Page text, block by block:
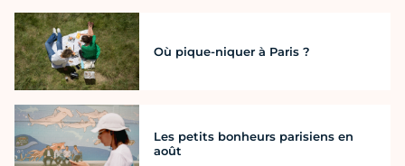
Où pique-niquer à Paris ?
Les petits bonheurs parisiens en
août